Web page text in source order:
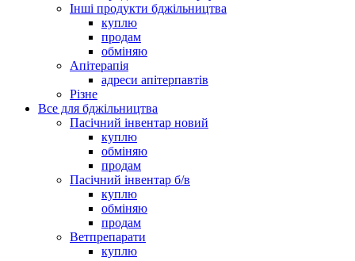
Інші продукти бджільництва
куплю
продам
обміняю
Апітерапія
адреси апітерпавтів
Різне
Все для бджільництва
Пасічний інвентар новий
куплю
обміняю
продам
Пасічний інвентар б/в
куплю
обміняю
продам
Ветпрепарати
куплю